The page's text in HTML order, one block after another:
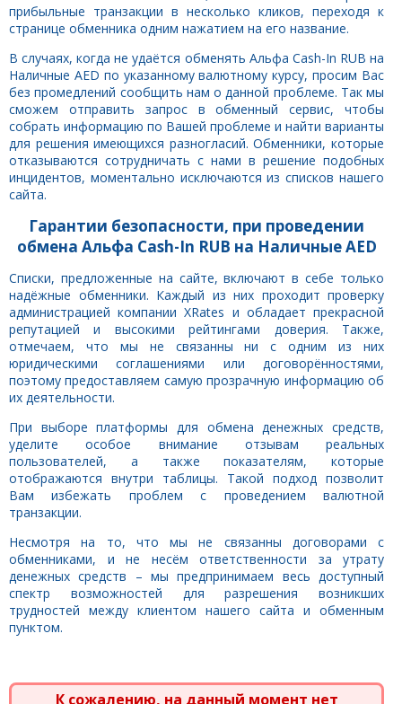
прибыльные транзакции в несколько кликов, переходя к
странице обменника одним нажатием на его название.
В случаях, когда не удаётся обменять Альфа Cash-In RUB на
Наличные AED по указанному валютному курсу, просим Вас
без промедлений сообщить нам о данной проблеме. Так мы
сможем отправить запрос в обменный сервис, чтобы
собрать информацию по Вашей проблеме и найти варианты
для решения имеющихся разногласий. Обменники, которые
отказываются сотрудничать с нами в решение подобных
инцидентов, моментально исключаются из списков нашего
сайта.
Гарантии безопасности, при проведении
обмена Альфа Cash-In RUB на Наличные AED
Списки, предложенные на сайте, включают в себе только
надёжные обменники. Каждый из них проходит проверку
администрацией компании XRates и обладает прекрасной
репутацией и высокими рейтингами доверия. Также,
отмечаем, что мы не связанны ни с одним из них
юридическими соглашениями или договорённостями,
поэтому предоставляем самую прозрачную информацию об
их деятельности.
При выборе платформы для обмена денежных средств,
уделите особое внимание отзывам реальных
пользователей, а также показателям, которые
отображаются внутри таблицы. Такой подход позволит
Вам избежать проблем с проведением валютной
транзакции.
Несмотря на то, что мы не связанны договорами с
обменниками, и не несём ответственности за утрату
денежных средств – мы предпринимаем весь доступный
спектр возможностей для разрешения возникших
трудностей между клиентом нашего сайта и обменным
пунктом.
К сожалению, на данный момент нет